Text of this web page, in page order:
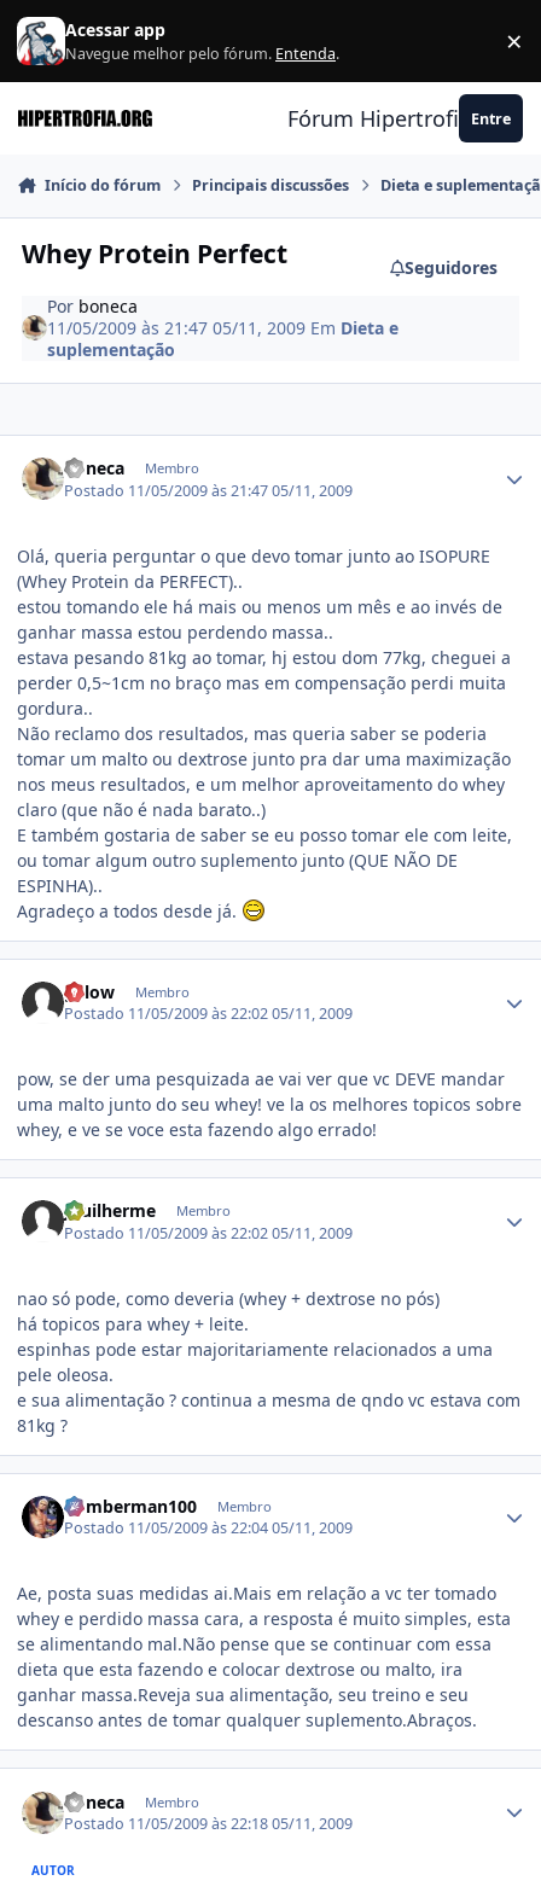
Ir para conteúdo
Acessar app
Navegue melhor pelo fórum. Entenda. ×
Fórum Hipertrofia.org
Entre
Início do fórum Principais discussões Dieta e
Whey Protein Perfect
Seguidores
Por boneca
11/05/2009 às 21:4705/11, 2009 Em Dieta e
suplementação
boneca Membro
Postado 11/05/2009 às 21:4705/11, 2009
Olá, queria perguntar o que devo tomar junto ao ISOPURE
(Whey Protein da PERFECT)..
estou tomando ele há mais ou menos um mês e ao invés de
ganhar massa estou perdendo massa..
estava pesando 81kg ao tomar, hj estou dom 77kg, cheguei a
perder 0,5~1cm no braço mas em compensação perdi muita
gordura..
Não reclamo dos resultados, mas queria saber se poderia
tomar um malto ou dextrose junto pra dar uma maximização
nos meus resultados, e um melhor aproveitamento do whey
claro (que não é nada barato..)
E também gostaria de saber se eu posso tomar ele com leite,
ou tomar algum outro suplemento junto (QUE NÃO DE
ESPINHA)..
Agradeço a todos desde já.
gelow Membro
Postado 11/05/2009 às 22:0205/11, 2009
pow, se der uma pesquizada ae vai ver que vc DEVE mandar
uma malto junto do seu whey! ve la os melhores topicos sobre
whey, e ve se voce esta fazendo algo errado!
Jguilherme Membro
Postado 11/05/2009 às 22:0205/11, 2009
nao só pode, como deveria (whey + dextrose no pós)
há topicos para whey + leite.
espinhas pode estar majoritariamente relacionados a uma
pele oleosa.
e sua alimentação ? continua a mesma de qndo vc estava com
81kg ?
bomberman100 Membro
Postado 11/05/2009 às 22:0405/11, 2009
Ae, posta suas medidas ai.Mais em relação a vc ter tomado
whey e perdido massa cara, a resposta é muito simples, esta
se alimentando mal.Não pense que se continuar com essa
dieta que esta fazendo e colocar dextrose ou malto, ira
ganhar massa.Reveja sua alimentação, seu treino e seu
descanso antes de tomar qualquer suplemento.Abraços.
boneca Membro
Postado 11/05/2009 às 22:1805/11, 2009
AUTOR